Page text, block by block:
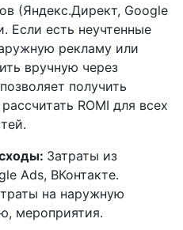
(Яндекс.Директ, Google
Если есть неучтенные
рекламу или
вручную через
получить
ROMI для всех
Затраты из
Ads, ВКонтакте.
на наружную
мероприятия.